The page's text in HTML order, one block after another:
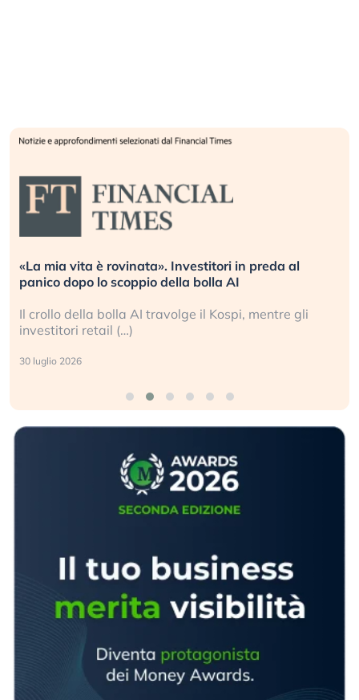
«La mia vita è rovinata». Investitori in preda al
panico dopo lo scoppio della bolla AI
Il crollo della bolla AI travolge il Kospi, mentre gli
investitori retail (…)
30 luglio 2026